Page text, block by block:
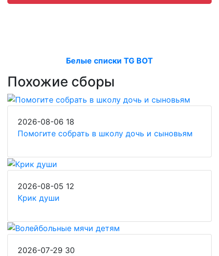
Белые списки TG BOT
Похожие сборы
2026-08-06 18
Помогите собрать в школу дочь и сыновьям
2026-08-05 12
Крик души
2026-07-29 30